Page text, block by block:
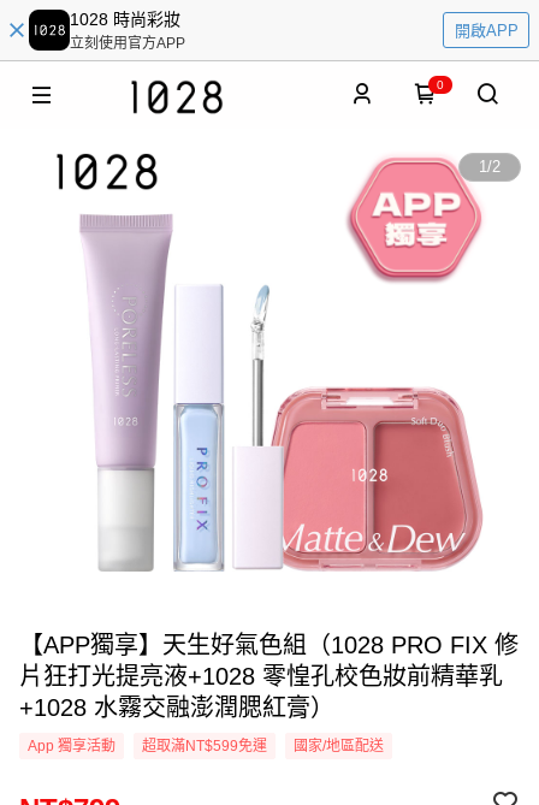
1028 時尚彩妝
立刻使用官方APP
開啟APP
0
1/2
【APP獨享】天生好氣色組（1028 PRO FIX 修
片狂打光提亮液+1028 零惶孔校色妝前精華乳
+1028 水霧交融澎潤腮紅膏）
App 獨享活動 超取滿NT$599免運 國家/地區配送